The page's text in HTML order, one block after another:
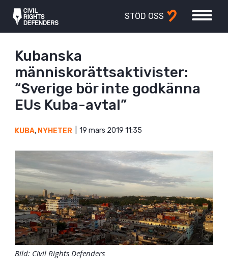
STÖD OSS
Kubanska
människorättsaktivister:
“Sverige bör inte godkänna
EUs Kuba-avtal”
KUBA, NYHETER 19 mars 2019 11:35
Bild: Civil Rights Defenders